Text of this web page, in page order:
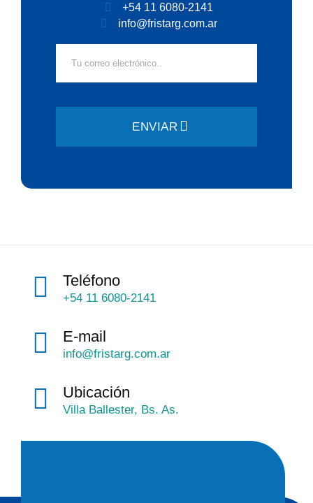
+54 11 6080-2141
info@fristarg.com.ar
ENVIAR
Teléfono
+54 11 6080-2141
E-mail
info@fristarg.com.ar
Ubicación
Villa Ballester, Bs. As.